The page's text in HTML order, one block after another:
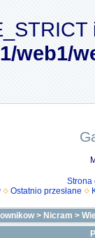
web1/
Strona
Ostatnio przesłane
> Nicram >